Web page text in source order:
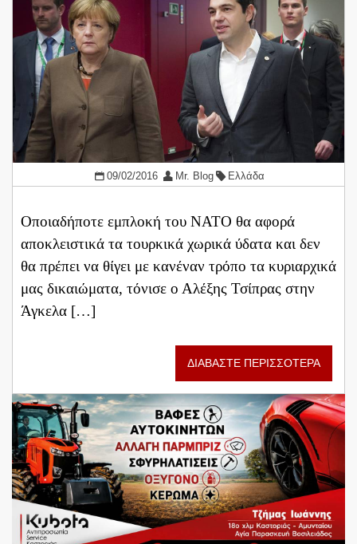
09/02/2016 Mr. Blog Ελλάδα
Οποιαδήποτε εμπλοκή του ΝΑΤΟ θα αφορά
αποκλειστικά τα τουρκικά χωρικά ύδατα και δεν
θα πρέπει να θίγει με κανέναν τρόπο τα κυριαρχικά
μας δικαιώματα, τόνισε ο Αλέξης Τσίπρας στην
Άγκελα […]
ΔΙΑΒΑΣΤΕ ΠΕΡΙΣΣΟΤΕΡΑ